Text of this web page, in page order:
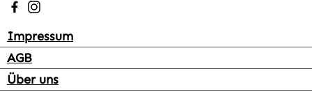
Besuche uns auf Facebook – öffnet in neuem Tab
Schau auf Instagram vorbei – öffnet in neuem Tab
Impressum
AGB
Über uns